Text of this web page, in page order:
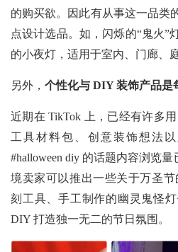
的购买欲。因此有从事这一品类
点设计选品。如，闪烁的“鬼火”
的小夜灯，适用于室内、门廊、
另外， 个性化与 DIY 装饰产品是
近期在 TikTok 上，已经有许多
工具材料包、创意装饰想法
#halloween diy 的话题内容浏览
境卖家可以推出一些关于万圣
刻工具、手工制作的幽灵鬼怪
DIY 打造独一无二的节日氛围。